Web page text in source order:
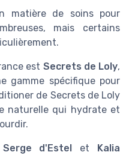
matière de soins pour
mais certains
est Secrets de Loly,
gamme spécifique pour
de Secrets de Loly
naturelle qui hydrate et
Serge d'Estel et Kalia